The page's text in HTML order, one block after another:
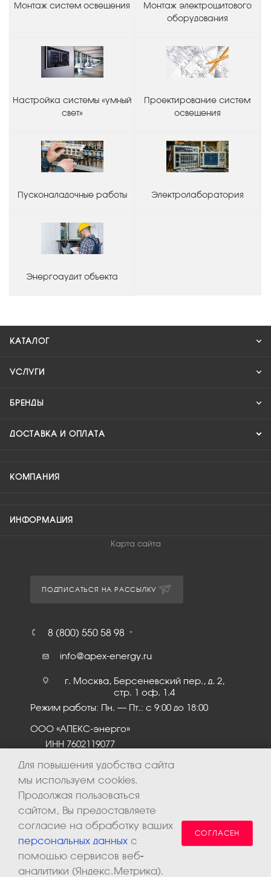
Монтаж систем освещения
Монтаж электрощитового
оборудования
Настройка системы «умный
свет»
Проектирование систем
освещения
Пусконаладочные работы Электролаборатория
Энергоаудит объекта
КАТАЛОГ
УСЛУГИ
БРЕНДЫ
ДОСТАВКА И ОПЛАТА
КОМПАНИЯ
ИНФОРМАЦИЯ
Карта сайта
ПОДПИСАТЬСЯ НА РАССЫЛКУ
8 (800) 550 58 98
info@apex-energy.ru
г. Москва, Берсеневский пер., д. 2,
стр. 1 оф. 1.4
Режим работы: Пн. – Пт.: с 9:00 до 18:00
ООО «АПЕКС-энерго»
ИНН 7602119077
Для повышения удобства сайта
мы используем cookies.
Продолжая пользоваться
сайтом, Вы предоставляете
согласие на обработку ваших
персональных данных с
помощью сервисов веб-
аналитики (Яндекс.Метрика).
СОГЛАСЕН